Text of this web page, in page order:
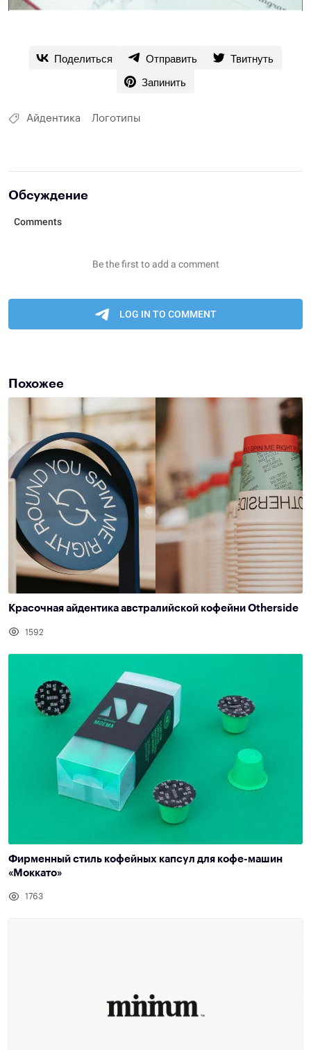
Поделиться Отправить
Твитнуть
Запинить
Айдентика Логотипы
Обсуждение
Похожее
Красочная айдентика австралийской кофейни Otherside
1592
Фирменный стиль кофейных капсул для кофе-машин
«Моккато»
1763